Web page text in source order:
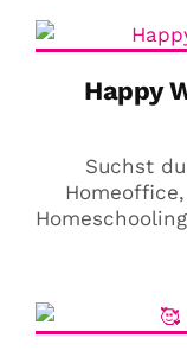
Happy
Suchst